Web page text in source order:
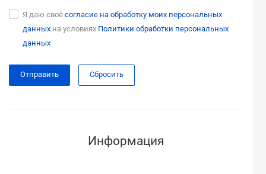
Я даю своё согласие на обработку моих персональных
данных на условиях Политики обработки персональных
данных
Сбросить
Информация